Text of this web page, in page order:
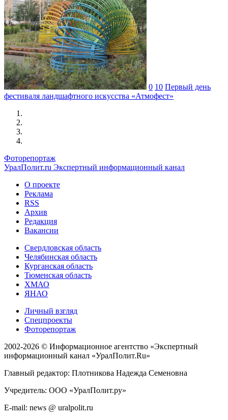
0 10 Первый день
фестиваля ландшафтного искусства «Атмофест»
Фоторепортаж
УралПолит.ru Экспертный информационный канал
О проекте
Реклама
RSS
Архив
Редакция
Вакансии
Свердловская область
Челябинская область
Курганская область
Тюменская область
ХМАО
ЯНАО
Личный взгляд
Спецпроекты
Фоторепортаж
2002-2026 © Информационное агентство «Экспертный
информационный канал «УралПолит.Ru»
Главный редактор: Плотникова Надежда Семеновна
Учредитель: ООО «УралПолит.ру»
E-mail: news @ uralpolit.ru